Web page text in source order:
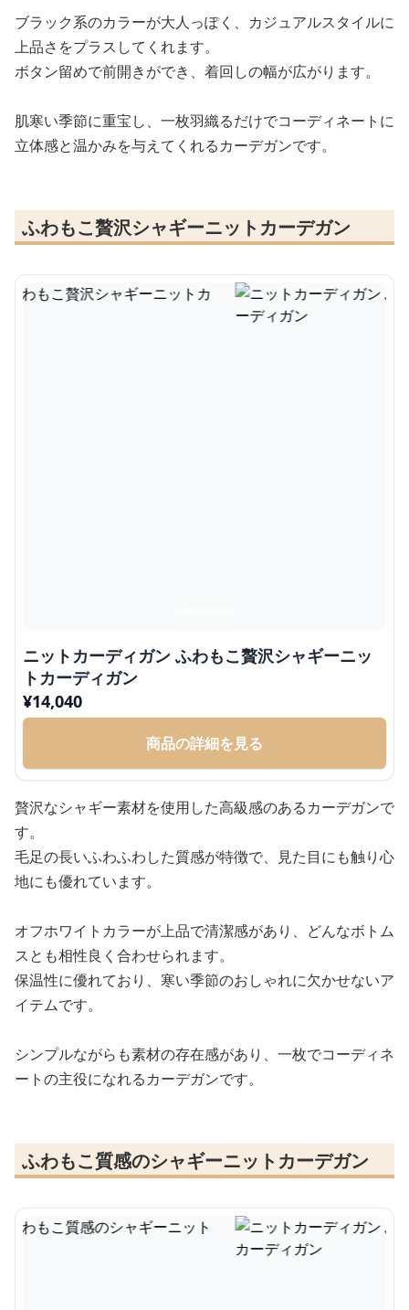
ブラック系のカラーが大人っぽく、カジュアルスタイルに
上品さをプラスしてくれます。
ボタン留めで前開きができ、着回しの幅が広がります。
肌寒い季節に重宝し、一枚羽織るだけでコーディネートに
立体感と温かみを与えてくれるカーデガンです。
ふわもこ贅沢シャギーニットカーデガン
ニットカーディガン ふわもこ贅沢シャギーニッ
トカーディガン
¥14,040
商品の詳細を見る
贅沢なシャギー素材を使用した高級感のあるカーデガンで
す。
毛足の長いふわふわした質感が特徴で、見た目にも触り心
地にも優れています。
オフホワイトカラーが上品で清潔感があり、どんなボトム
スとも相性良く合わせられます。
保温性に優れており、寒い季節のおしゃれに欠かせないア
イテムです。
シンプルながらも素材の存在感があり、一枚でコーディネ
ートの主役になれるカーデガンです。
ふわもこ質感のシャギーニットカーデガン